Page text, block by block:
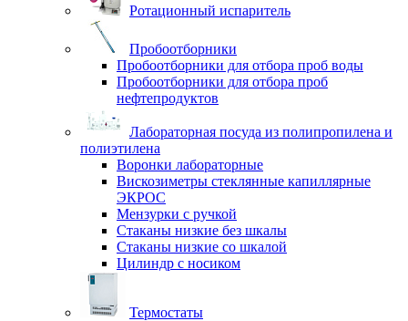
Ротационный испаритель
Пробоотборники
Пробоотборники для отбора проб воды
Пробоотборники для отбора проб
нефтепродуктов
Лабораторная посуда из полипропилена и
полиэтилена
Воронки лабораторные
Вискозиметры стеклянные капиллярные
ЭКРОС
Мензурки с ручкой
Стаканы низкие без шкалы
Стаканы низкие со шкалой
Цилиндр с носиком
Термостаты